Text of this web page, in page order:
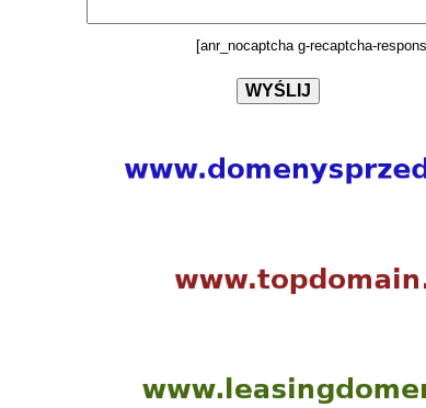
[anr_nocaptcha g-recaptcha-